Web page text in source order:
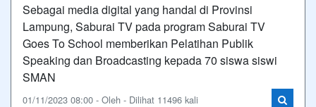
Sebagai media digital yang handal di Provinsi
Lampung, Saburai TV pada program Saburai TV
Goes To School memberikan Pelatihan Publik
Speaking dan Broadcasting kepada 70 siswa siswi
SMAN
01/11/2023 08:00 - Oleh - Dilihat 11496 kali